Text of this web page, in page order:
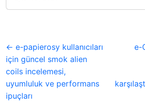
← e-papierosy kullanıcıları
için güncel smok alien
coils incelemesi,
uyumluluk ve performans
ipuçları
e-